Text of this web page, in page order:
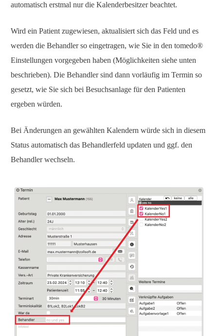
automatisch erstmal nur die Kalenderbesitzer beachtet.
Wird ein Patient zugewiesen, aktualisiert sich das Feld und es
werden die Behandler so eingetragen, wie Sie in den tomedo®
Einstellungen vorgegeben haben (Möglichkeiten siehe unten
beschrieben). Die Behandler sind dann vorläufig im Termin so
gesetzt, wie Sie sich bei Besuchsanlage für den Patienten
ergeben würden.
Bei Änderungen an gewählten Kalendern würde sich in diesem
Status automatisch das Behandlerfeld updaten und ggf. den
Behandler wechseln.